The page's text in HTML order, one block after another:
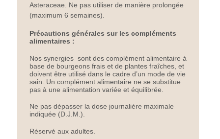
Asteraceae. Ne pas utiliser de manière prolongée
(maximum 6 semaines).
Précautions générales sur les compléments
alimentaires :
Nos synergies sont des complément alimentaire à
base de bourgeons frais et de plantes fraîches, et
doivent être utilisé dans le cadre d’un mode de vie
sain. Un complément alimentaire ne se substitue
pas à une alimentation variée et équilibrée.
Ne pas dépasser la dose journalière maximale
indiquée (D.J.M.).
Réservé aux adultes.